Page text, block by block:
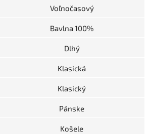
Voľnočasový
Bavlna 100%
Dlhý
Klasická
Klasický
Pánske
Košele